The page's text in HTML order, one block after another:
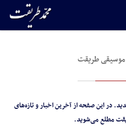
موسیقی طریقت
در این صفحه از آخرین اخبار و تازه‌های
مطلع می‌شوید.